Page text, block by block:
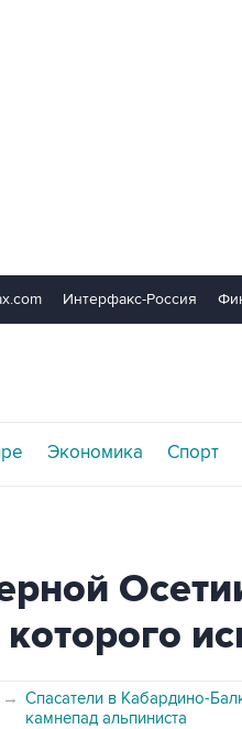
Интерфакс-Россия
Экономика Спорт
→ Спасатели в Кабардино-
камнепад альпиниста